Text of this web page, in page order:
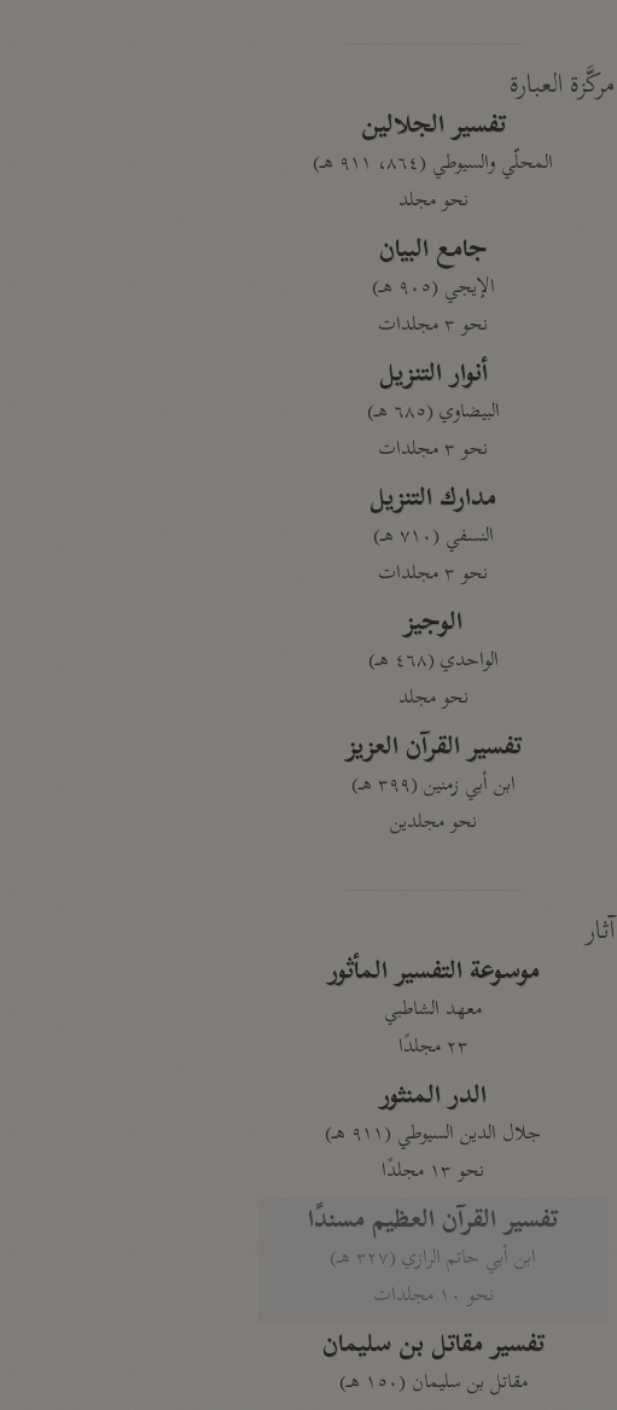
مركَّزة العبارة
تفسير الجلالين
المحلّي والسيوطي (٨٦٤، ٩١١ هـ)
نحو مجلد
جامع البيان
الإيجي (٩٠٥ هـ)
نحو ٣ مجلدات
أنوار التنزيل
البيضاوي (٦٨٥ هـ)
نحو ٣ مجلدات
مدارك التنزيل
النسفي (٧١٠ هـ)
نحو ٣ مجلدات
الوجيز
الواحدي (٤٦٨ هـ)
نحو مجلد
تفسير القرآن العزيز
ابن أبي زمنين (٣٩٩ هـ)
نحو مجلدين
آثار
موسوعة التفسير المأثور
معهد الشاطبي
٢٣ مجلدًا
الدر المنثور
جلال الدين السيوطي (٩١١ هـ)
نحو ١٣ مجلدًا
تفسير القرآن العظيم مسندًا
ابن أبي حاتم الرازي (٣٢٧ هـ)
نحو ١٠ مجلدات
تفسير مقاتل بن سليمان
مقاتل بن سليمان (١٥٠ هـ)